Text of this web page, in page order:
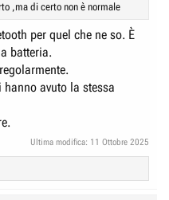
,ma di certo non è normale
per quel che ne so. È
batteria.
hanno avuto la stessa
Ultima modifica: 11 Ottobre 2025